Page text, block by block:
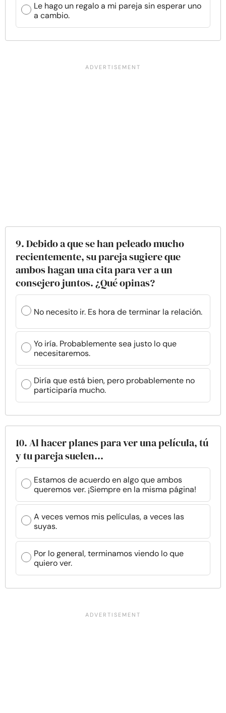
Le hago un regalo a mi pareja sin esperar uno
a cambio.
9. Debido a que se han peleado mucho
recientemente, su pareja sugiere que
ambos hagan una cita para ver a un
consejero juntos. ¿Qué opinas?
No necesito ir. Es hora de terminar la relación.
Yo iría. Probablemente sea justo lo que
necesitaremos.
Diría que está bien, pero probablemente no
participaría mucho.
10. Al hacer planes para ver una película, tú
y tu pareja suelen...
Estamos de acuerdo en algo que ambos
queremos ver. ¡Siempre en la misma página!
A veces vemos mis películas, a veces las
suyas.
Por lo general, terminamos viendo lo que
quiero ver.